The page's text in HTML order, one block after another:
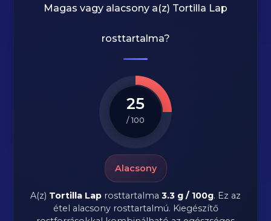
Magas vagy alacsony a(z) Tortilla Lap
rosttartalma?
25
/ 100
Alacsony
A(z) Tortilla Lap rosttartalma 3.3 g / 100g. Ez az
étel alacsony rosttartalmú. Kiegészítő